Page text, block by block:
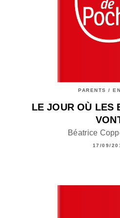
PARENTS /
LE JOUR OÙ LES
Béatrice
17/09/